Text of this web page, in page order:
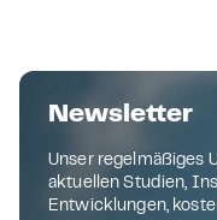
Newsletter
Unser regelmäßiges
aktuellen Studien,
Entwicklungen,